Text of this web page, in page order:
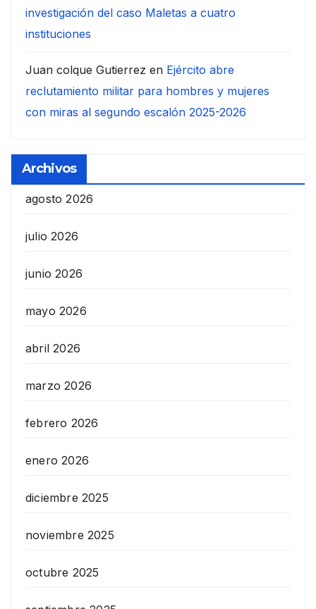
investigación del caso Maletas a cuatro
instituciones
Juan colque Gutierrez en Ejército abre
reclutamiento militar para hombres y mujeres
con miras al segundo escalón 2025-2026
Archivos
agosto 2026
julio 2026
junio 2026
mayo 2026
abril 2026
marzo 2026
febrero 2026
enero 2026
diciembre 2025
noviembre 2025
octubre 2025